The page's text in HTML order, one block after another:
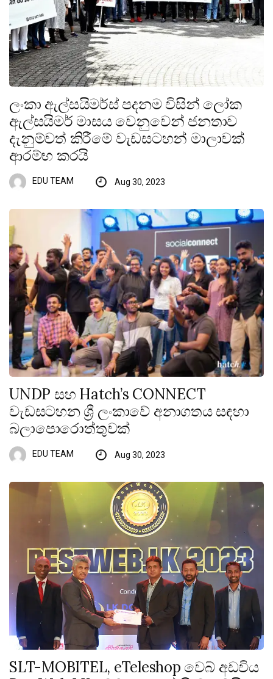
ලංකා ඇල්සයිමර්ස් පදනම විසින් ලෝක
ඇල්සයිමර් මාසය වෙනුවෙන් ජනතාව
දැනුම්වත් කිරීමේ වැඩසටහන් මාලාවක්
ආරම්භ කරයි
EDU TEAM Aug 30, 2023
UNDP සහ Hatch’s CONNECT
වැඩසටහන ශ්‍රී ලංකාවේ අනාගතය සඳහා
බලාපොරොත්තුවක්
EDU TEAM Aug 30, 2023
SLT-MOBITEL, eTeleshop වෙබ් අඩවිය